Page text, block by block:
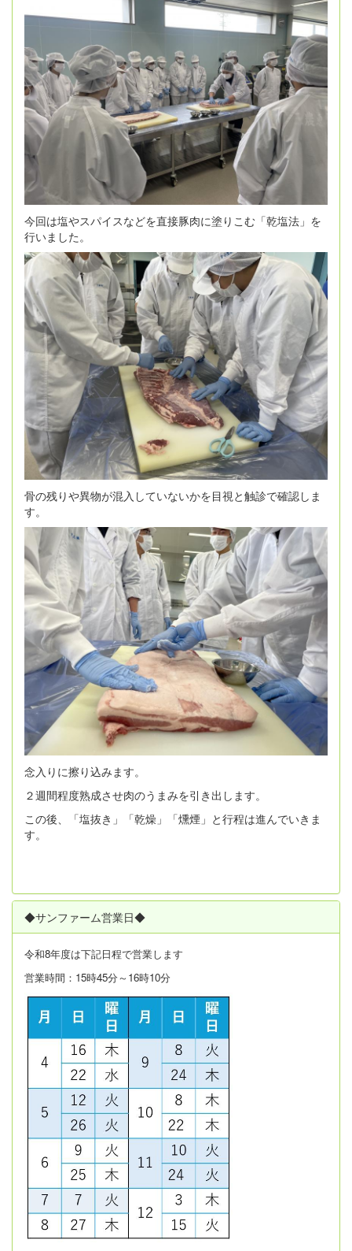
今回は塩やスパイスなどを直接豚肉に塗りこむ「乾塩法」を
行いました。
骨の残りや異物が混入していないかを目視と触診で確認しま
す。
念入りに擦り込みます。
２週間程度熟成させ肉のうまみを引き出します。
この後、「塩抜き」「乾燥」「燻煙」と行程は進んでいきま
す。
◆サンファーム営業日◆
令和8年度は下記日程で営業します
営業時間：15時45分～16時10分